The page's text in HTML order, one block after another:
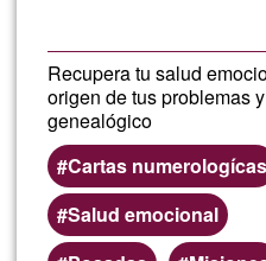
Recupera tu salud
origen de tus problemas
genealógico
Cartas numerologícas
Salud emocional